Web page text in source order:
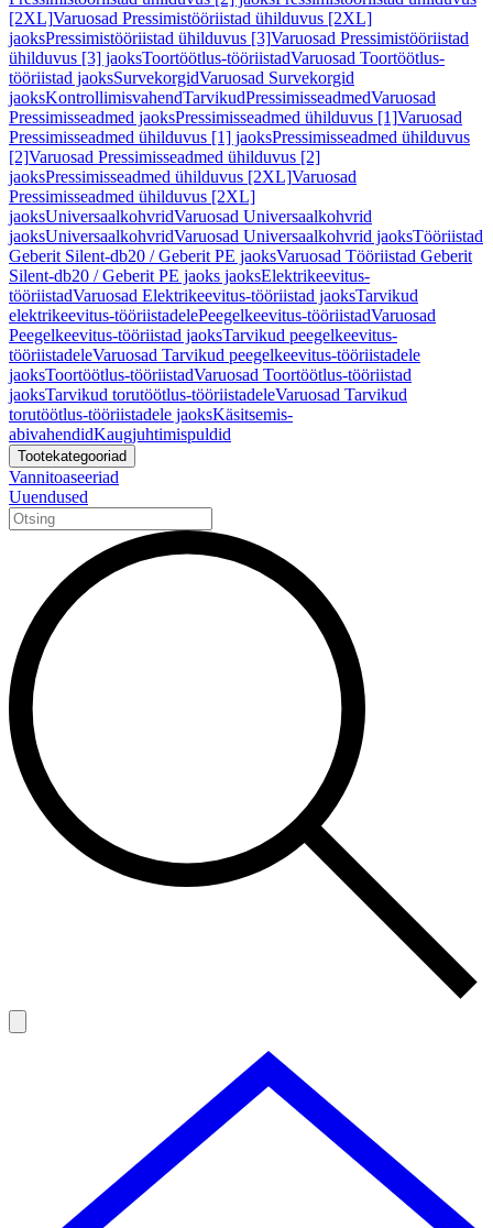
[2XL]Varuosad Pressimistööriistad ühilduvus [2XL]
jaoksPressimistööriistad ühilduvus [3]Varuosad Pressimistööriistad
ühilduvus [3] jaoksToortöötlus-tööriistadVaruosad Toortöötlus-
tööriistad jaoksSurvekorgidVaruosad Survekorgid
jaoksKontrollimisvahendTarvikudPressimisseadmedVaruosad
Pressimisseadmed jaoksPressimisseadmed ühilduvus [1]Varuosad
Pressimisseadmed ühilduvus [1] jaoksPressimisseadmed ühilduvus
[2]Varuosad Pressimisseadmed ühilduvus [2]
jaoksPressimisseadmed ühilduvus [2XL]Varuosad
Pressimisseadmed ühilduvus [2XL]
jaoksUniversaalkohvridVaruosad Universaalkohvrid
jaoksUniversaalkohvridVaruosad Universaalkohvrid jaoksTööriistad
Geberit Silent-db20 / Geberit PE jaoksVaruosad Tööriistad Geberit
Silent-db20 / Geberit PE jaoks jaoksElektrikeevitus-
tööriistadVaruosad Elektrikeevitus-tööriistad jaoksTarvikud
elektrikeevitus-tööriistadelePeegelkeevitus-tööriistadVaruosad
Peegelkeevitus-tööriistad jaoksTarvikud peegelkeevitus-
tööriistadeleVaruosad Tarvikud peegelkeevitus-tööriistadele
jaoksToortöötlus-tööriistadVaruosad Toortöötlus-tööriistad
jaoksTarvikud torutöötlus-tööriistadeleVaruosad Tarvikud
torutöötlus-tööriistadele jaoksKäsitsemis-
abivahendidKaugjuhtimispuldid
Tootekategooriad
Vannitoaseeriad
Uuendused